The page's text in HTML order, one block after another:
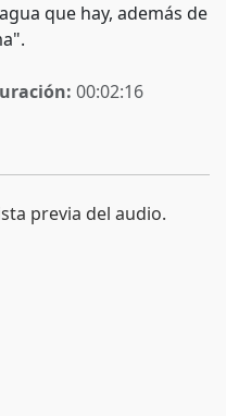
que hay, además de
00:02:16